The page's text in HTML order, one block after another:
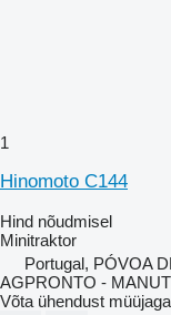
1
Hinomoto C144
Hind nõudmisel
Minitraktor
Portugal, PÓVOA
AGPRONTO -
Võta ühendust müüjaga